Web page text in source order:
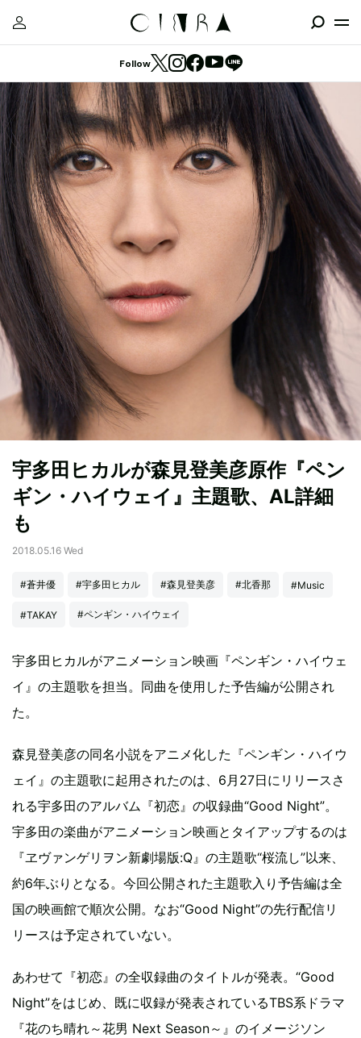
Follow
宇多田ヒカルが森見登美彦原作『ペン
ギン・ハイウェイ』主題歌、AL詳細
も
2018.05.16 Wed
#蒼井優 #宇多田ヒカル #森見登美彦 #北香那 #Music
#TAKAY #ペンギン・ハイウェイ
宇多田ヒカルがアニメーション映画『ペンギン・ハイウェ
イ』の主題歌を担当。同曲を使用した予告編が公開され
た。
森見登美彦の同名小説をアニメ化した『ペンギン・ハイウ
ェイ』の主題歌に起用されたのは、6月27日にリリースさ
れる宇多田のアルバム『初恋』の収録曲“Good Night”。
宇多田の楽曲がアニメーション映画とタイアップするのは
『ヱヴァンゲリヲン新劇場版:Q』の主題歌“桜流し”以来、
約6年ぶりとなる。今回公開された主題歌入り予告編は全
国の映画館で順次公開。なお“Good Night”の先行配信リ
リースは予定されていない。
あわせて『初恋』の全収録曲のタイトルが発表。“Good
Night”をはじめ、既に収録が発表されているTBS系ドラマ
『花のち晴れ～花男 Next Season～』のイメージソン